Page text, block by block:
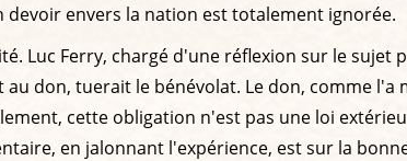
envers la nation est totalement ignorée.
Luc Ferry, chargé d'une réflexion sur le sujet
don, tuerait le bénévolat. Le don, comme
cette obligation n'est pas une loi
en jalonnant l'expérience, est sur la